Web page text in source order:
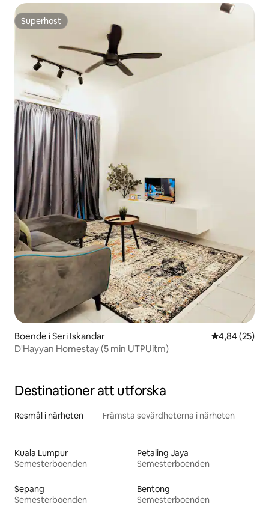
Superhost
Superhost
Boende i Seri Iskandar 4,84 av 5 i
4,84 (25)
D'Hayyan Homestay (5 min UTPUitm)
Destinationer att utforska
Resmål i närheten Främsta sevärdheterna i närheten
Kuala Lumpur
Semesterboenden
Petaling Jaya
Semesterboenden
Sepang
Semesterboenden
Bentong
Semesterboenden